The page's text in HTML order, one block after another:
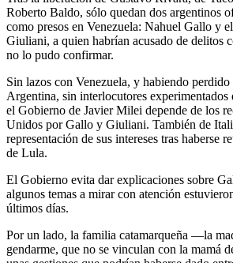
Roberto Baldo, sólo quedan dos argentinos
como presos en Venezuela: Nahuel Gallo y
Giuliani, a quien habrían acusado de delitos
no lo pudo confirmar.
Sin lazos con Venezuela, y habiendo
Argentina, sin interlocutores experimentados
el Gobierno de Javier Milei depende de los
Unidos por Gallo y Giuliani. También de
representación de sus intereses tras haberse
de Lula.
El Gobierno evita dar explicaciones sobre
algunos temas a mirar con atención
últimos días.
Por un lado, la familia catamarqueña —la
gendarme, que no se vinculan con la mamá